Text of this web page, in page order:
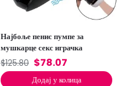
Најбоље пенис пумпе за
мушкарце секс играчка
$125.80 $78.07
Додај у колица